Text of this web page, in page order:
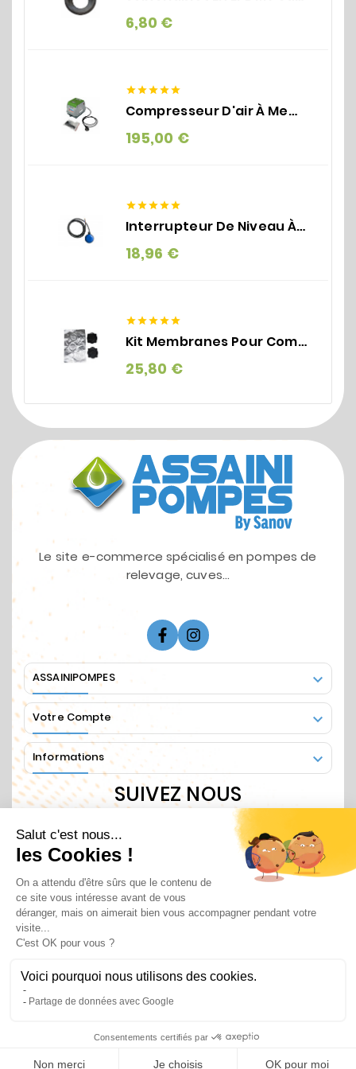
6,80 €Prix

Compresseur D'air À Membrane - EL-S-60N SECOH/BIBUS
195,00 €Prix

Interrupteur De Niveau À Flotteur Pour Pompe | SMALL
18,96 €Prix

Kit Membranes Pour Compresseur D'air SECOH EL-S 60 N
25,80 €Prix
Le site e-commerce spécialisé en pompes de
relevage, cuves...
ASSAINIPOMPES 
Votre Compte 
Informations 
SUIVEZ NOUS
Recevez nos informations régulières en vous
abonnant
© 2025 - ASSAINIPOMPES By SANOV